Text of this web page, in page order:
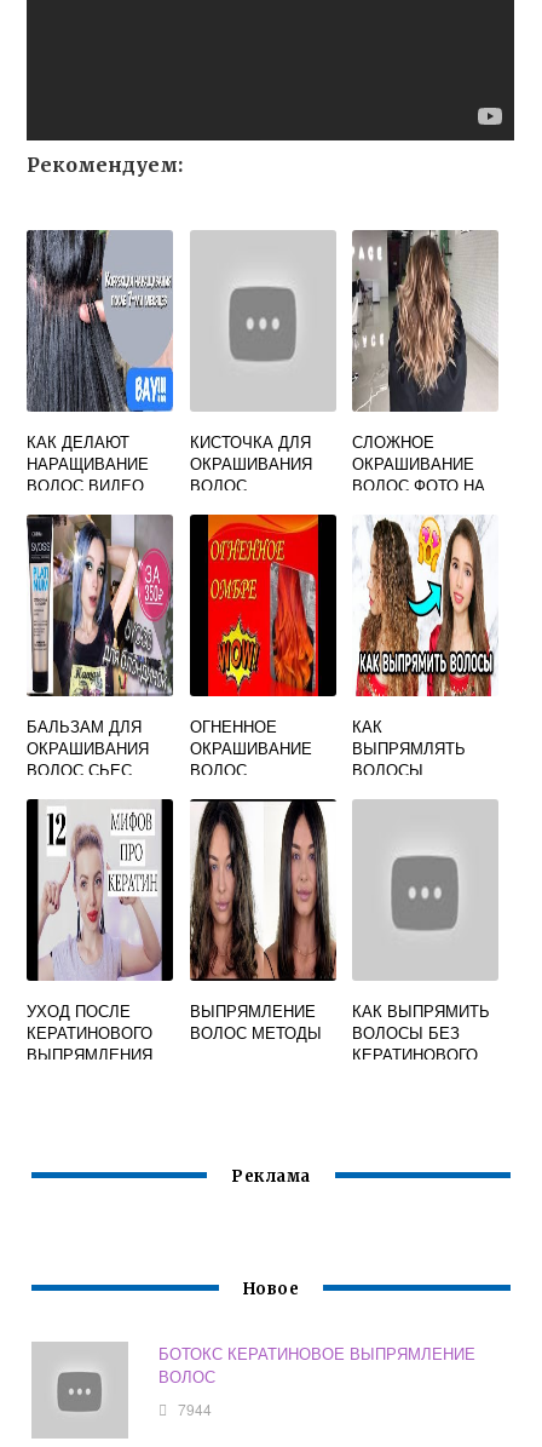
Рекомендуем:
КАК ДЕЛАЮТ
НАРАЩИВАНИЕ
ВОЛОС ВИДЕО
КИСТОЧКА ДЛЯ
ОКРАШИВАНИЯ
ВОЛОС
СЛОЖНОЕ
ОКРАШИВАНИЕ
ВОЛОС ФОТО НА
ВОЛОСЫ
БАЛЬЗАМ ДЛЯ
ОКРАШИВАНИЯ
ВОЛОС СЬЕС
ОГНЕННОЕ
ОКРАШИВАНИЕ
ВОЛОС
КАК
ВЫПРЯМЛЯТЬ
ВОЛОСЫ
УХОД ПОСЛЕ
КЕРАТИНОВОГО
ВЫПРЯМЛЕНИЯ
ВЫПРЯМЛЕНИЕ
ВОЛОС МЕТОДЫ
КАК ВЫПРЯМИТЬ
ВОЛОСЫ БЕЗ
КЕРАТИНОВОГО
Реклама
Новое
БОТОКС КЕРАТИНОВОЕ ВЫПРЯМЛЕНИЕ
ВОЛОС
7944